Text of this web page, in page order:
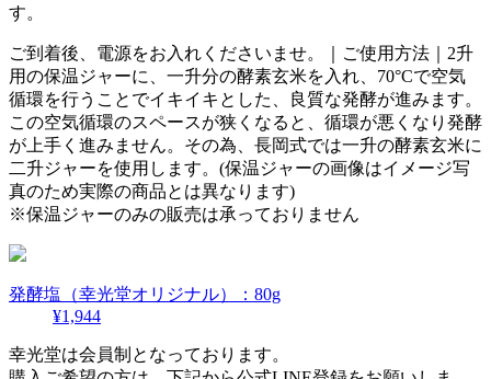
す。
ご到着後、電源をお入れくださいませ。｜ご使用方法｜2升
用の保温ジャーに、一升分の酵素玄米を入れ、70°Cで空気
循環を行うことでイキイキとした、良質な発酵が進みます。
この空気循環のスペースが狭くなると、循環が悪くなり発酵
が上手く進みません。その為、長岡式では一升の酵素玄米に
二升ジャーを使用します。(保温ジャーの画像はイメージ写
真のため実際の商品とは異なります)
※保温ジャーのみの販売は承っておりません
発酵塩（幸光堂オリジナル）：80g
¥1,944
幸光堂は会員制となっております。